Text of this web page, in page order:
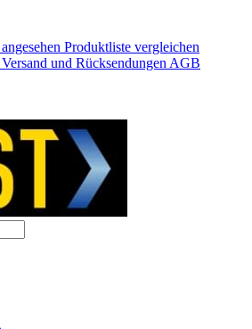
Produktliste vergleichen
Versand und Rücksendungen AGB